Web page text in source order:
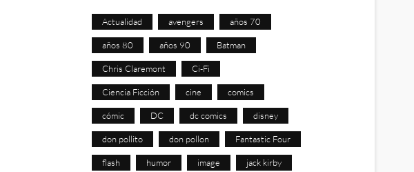
Actualidad avengers años 70
años 80 años 90 Batman
Chris Claremont Ci-Fi
Ciencia Ficción cine comics
cómic DC dc comics disney
don pollito don pollon Fantastic Four
flash humor image jack kirby